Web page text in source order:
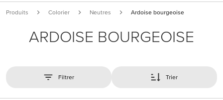
Produits Colorier Neutres Ardoise bourgeoise
ARDOISE BOURGEOISE
Filtrer Trier